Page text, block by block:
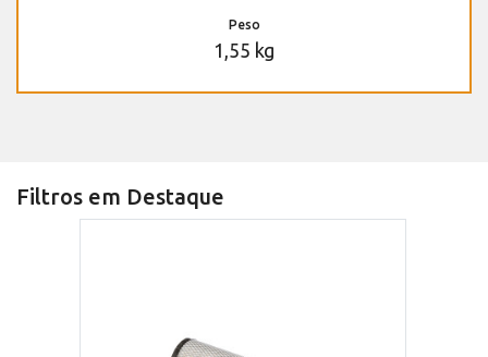
Peso
1,55 kg
Filtros em Destaque